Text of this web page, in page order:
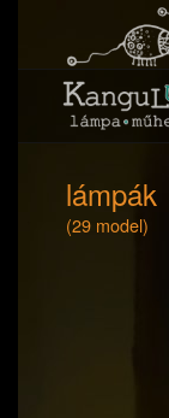
lámpák
(29 model)